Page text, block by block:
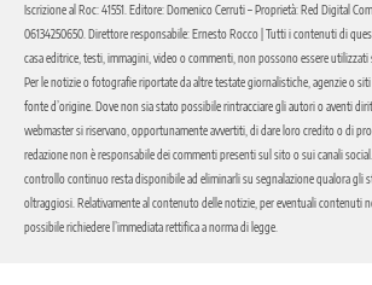
Iscrizione al Roc: 41551. Editore: Domenico Cerruti – Proprietà: Red Digital
06134250650. Direttore responsabile: Ernesto Rocco | Tutti i contenuti di
casa editrice, testi, immagini, video o commenti, non possono essere utilizzati
Per le notizie o fotografie riportate da altre testate giornalistiche, agenzie o
fonte d’origine. Dove non sia stato possibile rintracciare gli autori o aventi
webmaster si riservano, opportunamente avvertiti, di dare loro credito o di
redazione non è responsabile dei commenti presenti sul sito o sui canali
controllo continuo resta disponibile ad eliminarli su segnalazione qualora gli
oltraggiosi. Relativamente al contenuto delle notizie, per eventuali contenuti
possibile richiedere l’immediata rettifica a norma di legge.